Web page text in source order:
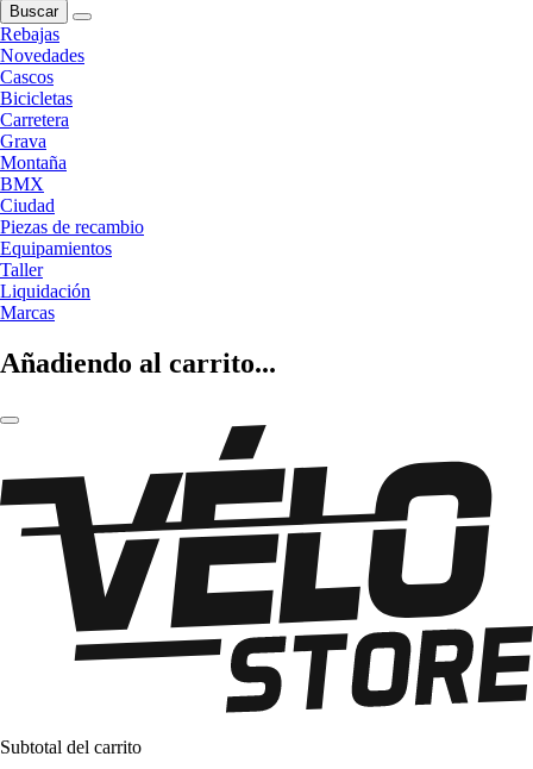
Buscar
Rebajas
Novedades
Cascos
Bicicletas
Carretera
Grava
Montaña
BMX
Ciudad
Piezas de recambio
Equipamientos
Taller
Liquidación
Marcas
Añadiendo al carrito...
Subtotal del carrito